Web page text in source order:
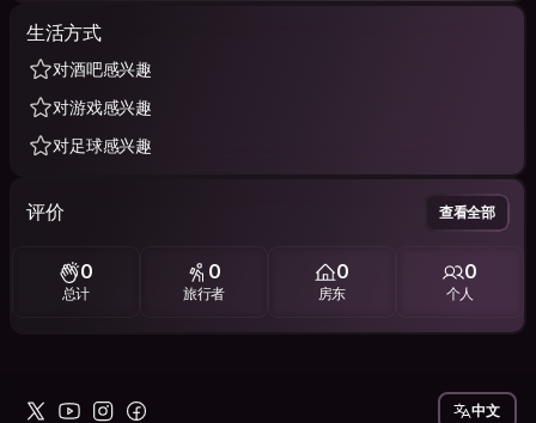
生活方式
对酒吧感兴趣
对游戏感兴趣
对足球感兴趣
评价 查看全部
0
总计
0
旅行者
0
房东
0
个人
中文